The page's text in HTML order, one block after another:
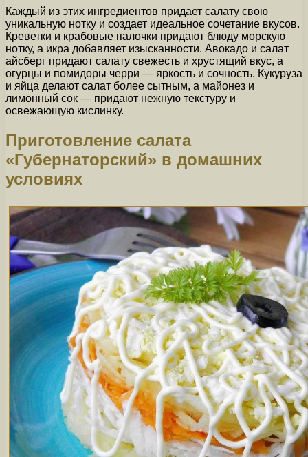
Каждый из этих ингредиентов придает салату свою
уникальную нотку и создает идеальное сочетание вкусов.
Креветки и крабовые палочки придают блюду морскую
нотку, а икра добавляет изысканности. Авокадо и салат
айсберг придают салату свежесть и хрустящий вкус, а
огурцы и помидоры черри — яркость и сочность. Кукуруза
и яйца делают салат более сытным, а майонез и
лимонный сок — придают нежную текстуру и
освежающую кислинку.
Приготовление салата
«Губернаторский» в домашних
условиях